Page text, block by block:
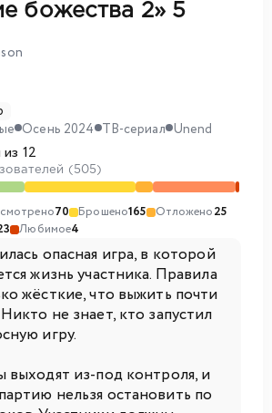
божества 2»5
Осень 2024 ТВ-сериал Unend
12
(505)
70 Брошено165 Отложено25
Любимое4
опасная игра, в которой
жизнь участника. Правила
жёсткие, что выжить почти
не знает, кто запустил
игру.
выходят из-под контроля, и
нельзя остановить по